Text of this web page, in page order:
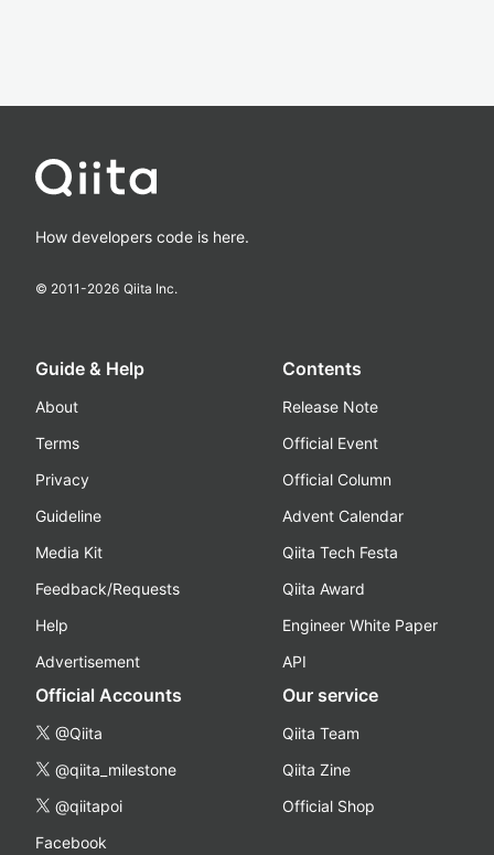
How developers code is here.
© 2011-2026 Qiita Inc.
Guide & Help
About
Terms
Privacy
Guideline
Media Kit
Feedback/Requests
Help
Advertisement
Contents
Release Note
Official Event
Official Column
Advent Calendar
Qiita Tech Festa
Qiita Award
Engineer White Paper
API
Official Accounts
@Qiita
@qiita_milestone
@qiitapoi
Facebook
Our service
Qiita Team
Qiita Zine
Official Shop